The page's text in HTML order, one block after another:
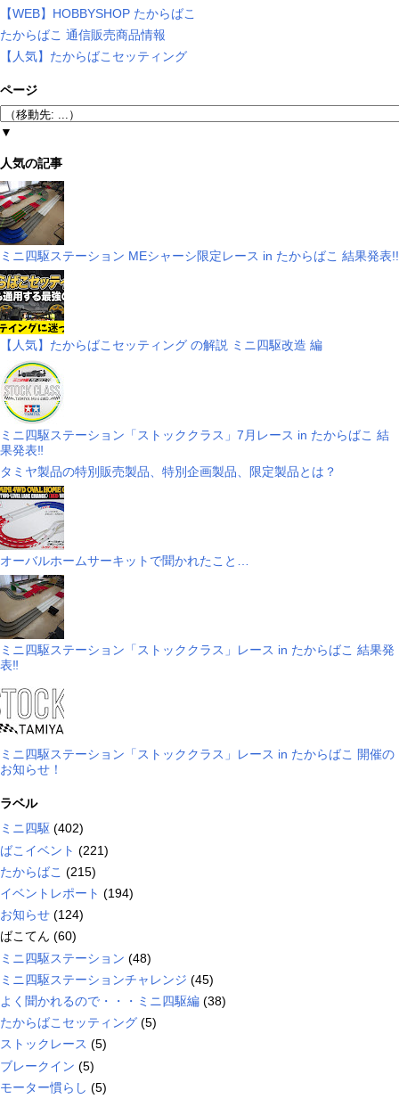
【WEB】HOBBYSHOP たからばこ
たからばこ 通信販売商品情報
【人気】たからばこセッティング
ページ
▼
人気の記事
ミニ四駆ステーション MEシャーシ限定レース in たからばこ 結果発表!!
【人気】たからばこセッティング の解説 ミニ四駆改造 編
ミニ四駆ステーション「ストッククラス」7月レース in たからばこ 結
果発表‼
タミヤ製品の特別販売製品、特別企画製品、限定製品とは？
オーバルホームサーキットで聞かれたこと…
ミニ四駆ステーション「ストッククラス」レース in たからばこ 結果発
表‼
ミニ四駆ステーション「ストッククラス」レース in たからばこ 開催の
お知らせ！
ラベル
ミニ四駆 (402)
ばこイベント (221)
たからばこ (215)
イベントレポート (194)
お知らせ (124)
ばこてん (60)
ミニ四駆ステーション (48)
ミニ四駆ステーションチャレンジ (45)
よく聞かれるので・・・ミニ四駆編 (38)
たからばこセッティング (5)
ストックレース (5)
ブレークイン (5)
モーター慣らし (5)